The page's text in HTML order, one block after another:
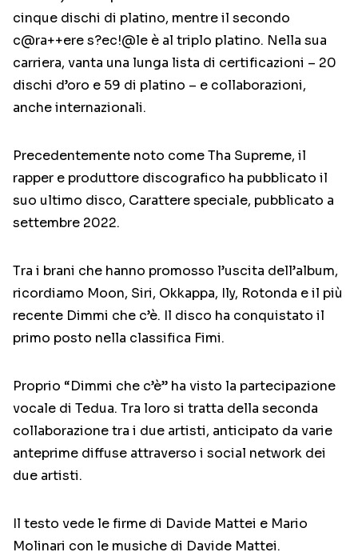
cinque dischi di platino, mentre il secondo
c@ra++ere s?ec!@le è al triplo platino. Nella sua
carriera, vanta una lunga lista di certificazioni – 20
dischi d’oro e 59 di platino – e collaborazioni,
anche internazionali.
Precedentemente noto come Tha Supreme, il
rapper e produttore discografico ha pubblicato il
suo ultimo disco, Carattere speciale, pubblicato a
settembre 2022.
Tra i brani che hanno promosso l’uscita dell’album,
ricordiamo Moon, Siri, Okkappa, Ily, Rotonda e il più
recente Dimmi che c’è. Il disco ha conquistato il
primo posto nella classifica Fimi.
Proprio “Dimmi che c’è” ha visto la partecipazione
vocale di Tedua. Tra loro si tratta della seconda
collaborazione tra i due artisti, anticipato da varie
anteprime diffuse attraverso i social network dei
due artisti.
Il testo vede le firme di Davide Mattei e Mario
Molinari con le musiche di Davide Mattei.